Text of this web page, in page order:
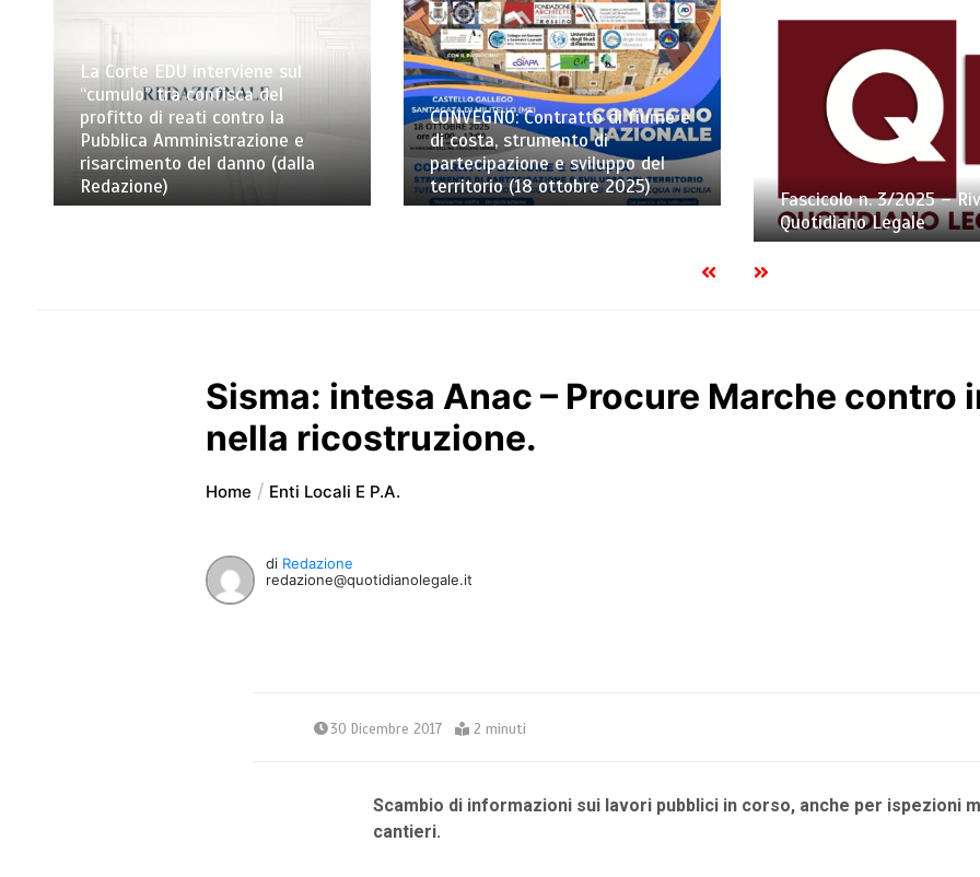
La Corte EDU interviene sul
“cumulo” tra confisca del
profitto di reati contro la
Pubblica Amministrazione e
risarcimento del danno (dalla
Redazione)
CONVEGNO: Contratto di fiume e
di costa, strumento di
partecipazione e sviluppo del
territorio (18 ottobre 2025)
Fascicolo n. 3/2025 –
Quotidiano Legale
Sisma: intesa Anac – Procure Marche contro
nella ricostruzione.
Home Enti Locali E P.A.
di Redazione
redazione@quotidianolegale.it
30 Dicembre 2017 2 minuti
Scambio di informazioni sui lavori pubblici in corso, anche per ispezioni
cantieri.